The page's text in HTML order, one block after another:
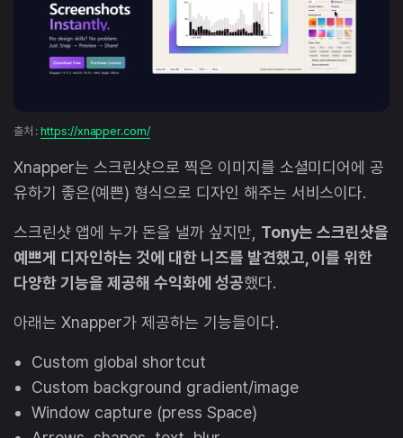
출처 : https://xnapper.com/
Xnapper는 스크린샷으로 찍은 이미지를 소셜미디어에 공
유하기 좋은(예쁜) 형식으로 디자인 해주는 서비스이다.
스크린샷 앱에 누가 돈을 낼까 싶지만, Tony는 스크린샷을
예쁘게 디자인하는 것에 대한 니즈를 발견했고, 이를 위한
다양한 기능을 제공해 수익화에 성공했다.
아래는 Xnapper가 제공하는 기능들이다.
Custom global shortcut
Custom background gradient/image
Window capture (press Space)